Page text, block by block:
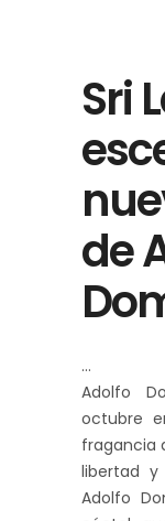
Sri
de
Adolfo
octubre
fragancia
libertad y
Adolfo